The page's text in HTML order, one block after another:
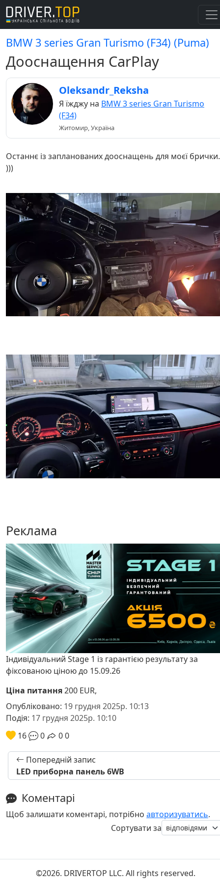
BMW 3 series Gran Turismo (F34) (Puma)
Дооснащення CarPlay
Oleksandr_Reksha
Я їжджу на BMW 3 series Gran Turismo
(F34)
Житомир, Україна
Останнє із запланованих дооснащень для моєї брички.
)))
Реклама
Індивідуальний Stage 1 із гарантією результату за
фіксованою ціною до 15.09.26
Ціна питання200 EUR,
Опубліковано: 19 грудня 2025р. 10:13
Подія: 17 грудня 2025р. 10:10
16
0 00
Попередній запис
LED приборна панель 6WB
Коментарі
Щоб залишати коментарі, потрібно авторизуватись.
Сортувати за
©2026. DRIVERTOP LLC. All rights reserved.